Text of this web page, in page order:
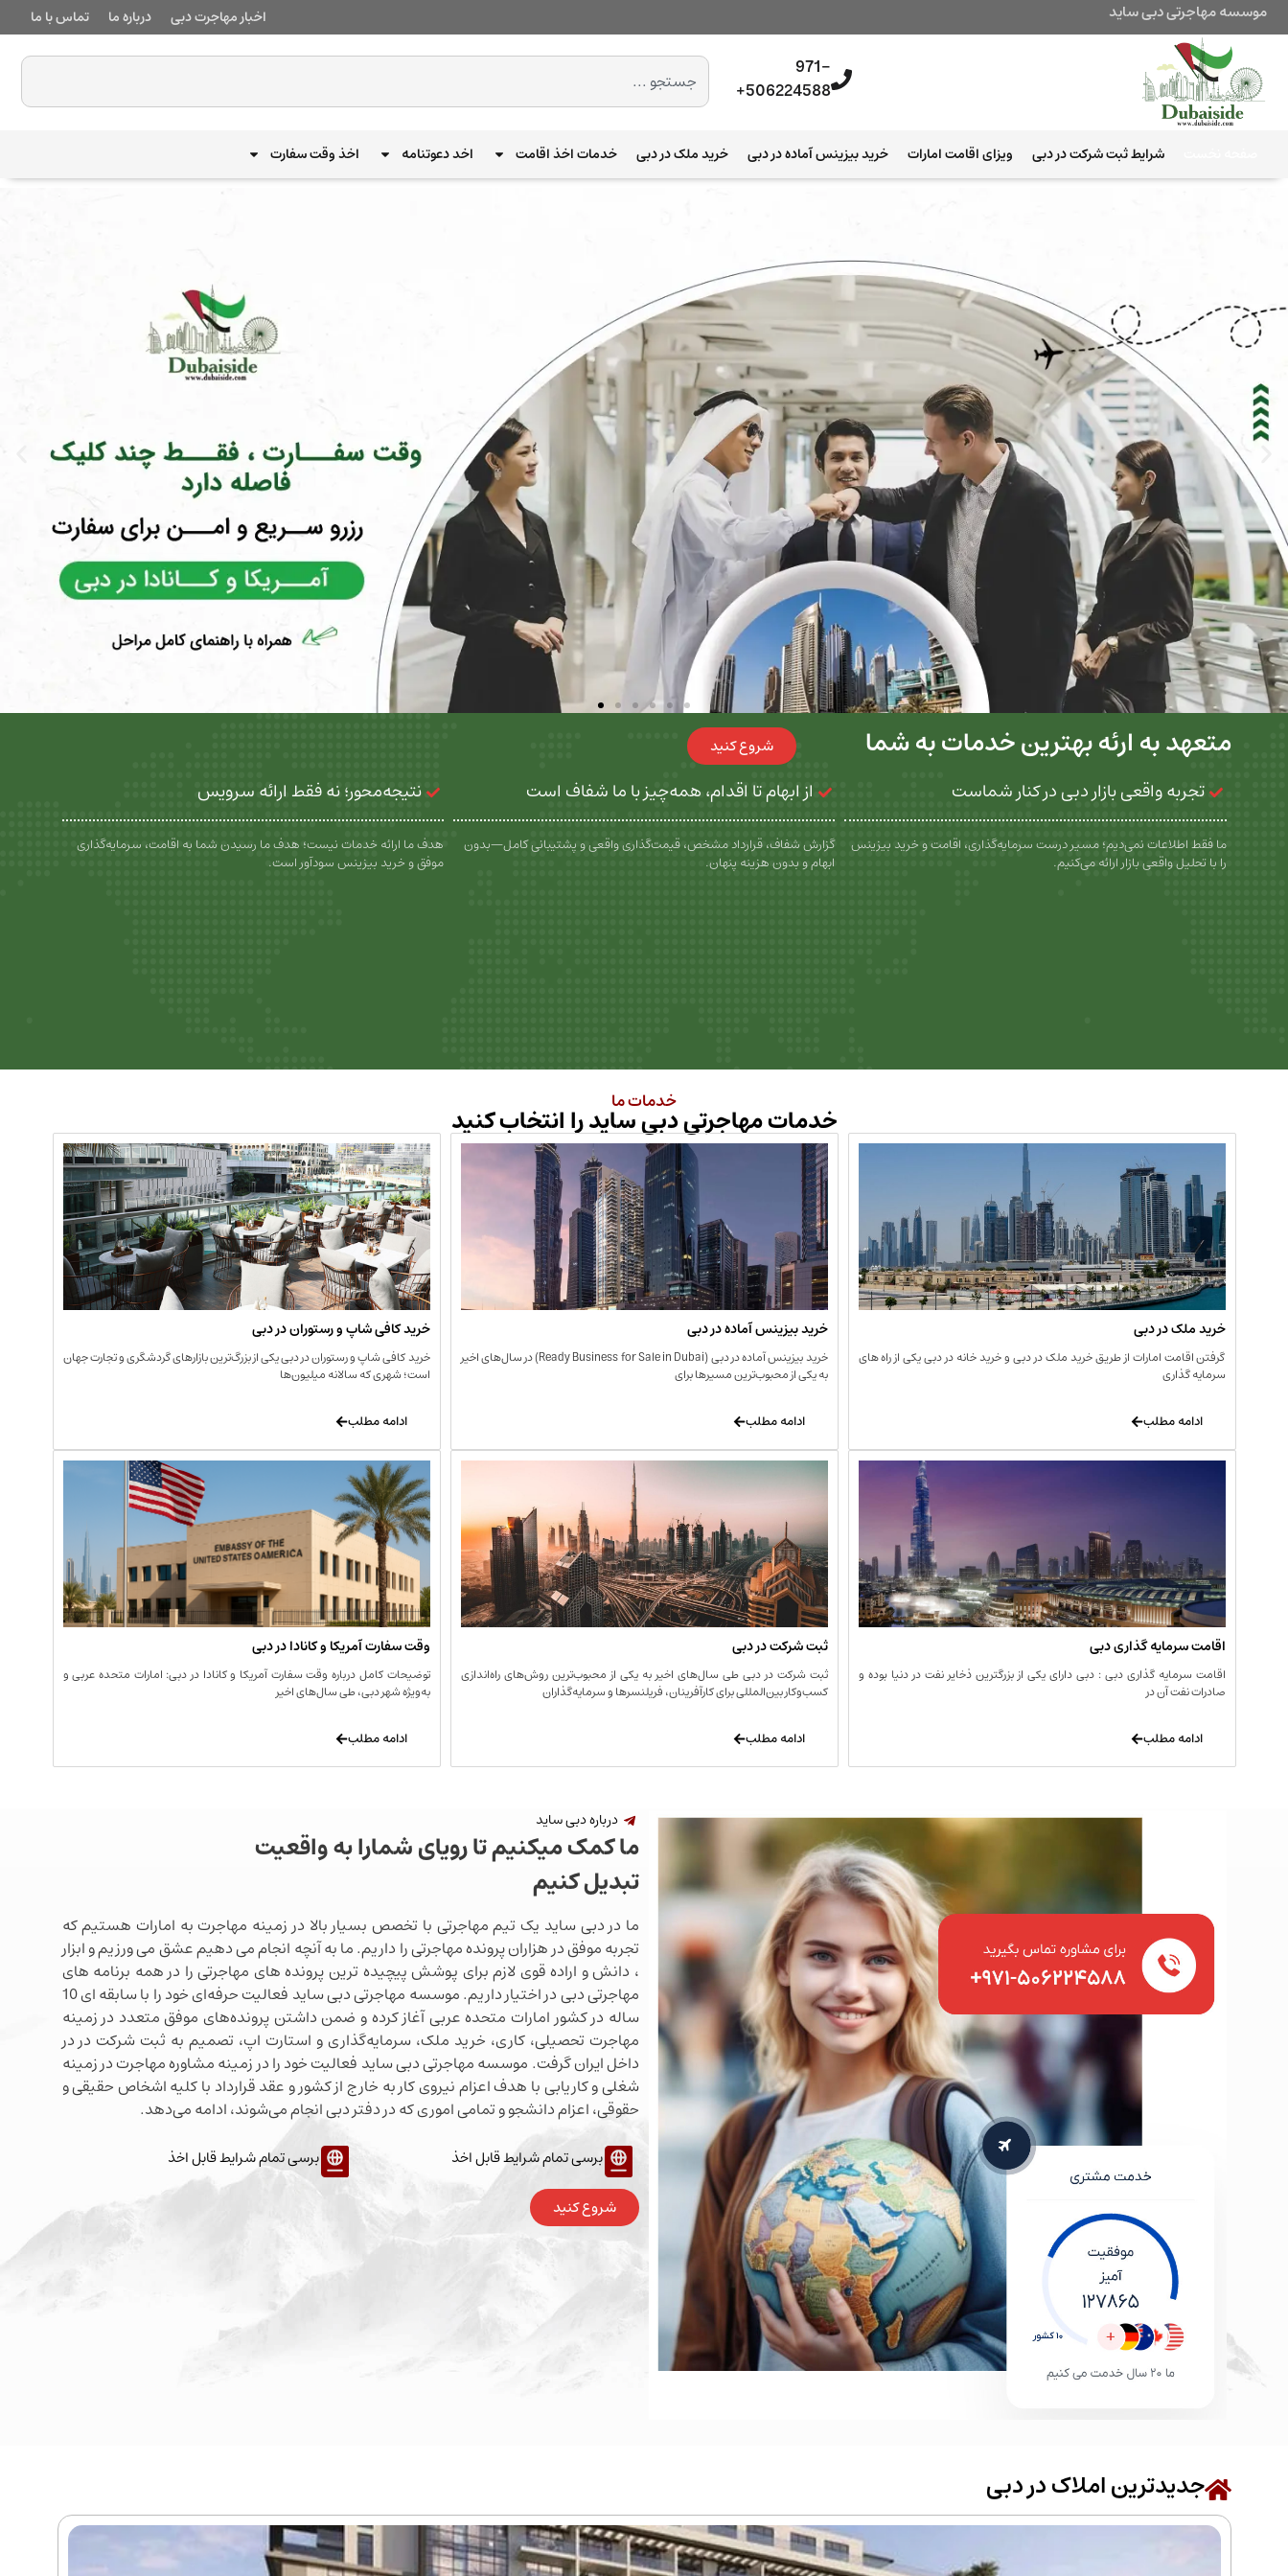
موسسه مهاجرتی دبی ساید اخبار مهاجرت دبی درباره ما تماس با ما
971-
506224588+
شرایط ثبت شرکت در دبی ویزای اقامت امارات خرید بیزینس آماده در دبی خرید ملک در دبی خدمات اخذ اقامت اخد دعوتنامه اخذ وقت سفارت
متعهد به ارئه بهترین خدمات به شما شروع کنید
تجربه واقعی بازار دبی در کنار شماست
ما فقط اطلاعات نمی‌دیم؛ مسیر درست سرمایه‌گذاری، اقامت و خرید بیزینس
را با تحلیل واقعی بازار ارائه می‌کنیم.
از ابهام تا اقدام، همه‌چیز با ما شفاف است
گزارش شفاف، قرارداد مشخص، قیمت‌گذاری واقعی و پشتیبانی کامل—بدون
ابهام و بدون هزینه پنهان.
نتیجه‌محور؛ نه فقط ارائه سرویس
هدف ما ارائه خدمات نیست؛ هدف ما رسیدن شما به اقامت، سرمایه‌گذاری
موفق و خرید بیزینس سودآور است.
خدمات ما
خدمات مهاجرتی دبی ساید را انتخاب کنید
خرید ملک در دبی
گرفتن اقامت امارات از طریق خرید ملک در دبی و خرید خانه در دبی یکی از راه های
سرمایه گذاری
ادامه مطلب
خرید بیزینس آماده در دبی
خرید بیزینس آماده در دبی (Ready Business for Sale in Dubai) در سال‌های اخیر
به یکی از محبوب‌ترین مسیرها برای
ادامه مطلب
خرید کافی‌ شاپ و رستوران در دبی
خرید کافی‌ شاپ و رستوران در دبی یکی از بزرگ‌ترین بازارهای گردشگری و تجارت جهان
است؛ شهری که سالانه میلیون‌ها
ادامه مطلب
اقامت سرمایه گذاری دبی
اقامت سرمایه گذاری دبی : دبی دارای یکی از بزرگترین ذخایر نفت در دنیا بوده و
صادرات نفت آن در
ادامه مطلب
ثبت شرکت در دبی
ثبت شرکت در دبی طی سال‌های اخیر به یکی از محبوب‌ترین روش‌های راه‌اندازی
کسب‌وکار بین‌المللی برای کارآفرینان، فریلنسرها و سرمایه‌گذاران
ادامه مطلب
وقت سفارت آمریکا و کانادا در دبی
توضیحات کامل درباره وقت سفارت آمریکا و کانادا در دبی: امارات متحده عربی و
به‌ویژه شهر دبی، طی سال‌های اخیر
ادامه مطلب
درباره دبی ساید
ما کمک میکنیم تا رویای شمارا به واقعیت
تبدیل کنیم
ما در دبی ساید یک تیم مهاجرتی با تخصص بسیار بالا در زمینه مهاجرت به امارات هستیم که
تجربه موفق در هزاران پرونده مهاجرتی را داریم. ما به آنچه انجام می دهیم عشق می ورزیم و ابزار
، دانش و اراده قوی لازم برای پوشش پیچیده ترین پرونده های مهاجرتی را در همه برنامه های
مهاجرتی دبی در اختیار داریم. موسسه مهاجرتی دبی ساید فعالیت حرفه‌ای خود را با سابقه ای 10
ساله در کشور امارات متحده عربی آغاز کرده و ضمن داشتن پرونده‌های موفق متعدد در زمینه
مهاجرت تحصیلی، کاری، خرید ملک، سرمایه‌گذاری و استارت اپ، تصمیم به ثبت شرکت در در
داخل ایران گرفت. موسسه مهاجرتی دبی ساید فعالیت خود را در زمینه مشاوره مهاجرت در زمینه
شغلی و کاریابی با هدف اعزام نیروی کار به خارج از کشور و عقد قرارداد با کلیه اشخاص حقیقی و
حقوقی، اعزام دانشجو و تمامی اموری که در دفتر دبی انجام می‌شوند، ادامه می‌دهد.
برسی تمام شرایط قابل اخذ
برسی تمام شرایط قابل اخذ
شروع کنید
جدیدترین املاک در دبی